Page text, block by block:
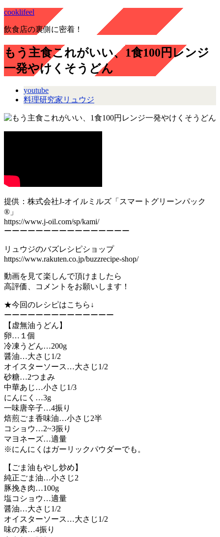
cooklifeel
飲食店の裏側に密着！
もう主食これがいい、1食100円レンジ
一発やけくそうどん
youtube
料理研究家リュウジ
提供：株式会社J-オイルミルズ「スマートグリーンパック
®」
https://www.j-oil.com/sp/kami/
ーーーーーーーーーーーーーーーー
リュウジのバズレシピショップ
https://www.rakuten.co.jp/buzzrecipe-shop/
動画を見て楽しんで頂けましたら
高評価、コメントをお願いします！
★今回のレシピはこちら↓
ーーーーーーーーーーーーーー
【虚無油うどん】
卵…１個
冷凍うどん…200g
醤油…大さじ1/2
オイスターソース…大さじ1/2
砂糖…2つまみ
中華あじ…小さじ1/3
にんにく…3g
一味唐辛子…4振り
焙煎ごま香味油…小さじ2半
コショウ…2~3振り
マヨネーズ…適量
※にんにくはガーリックパウダーでも。
【ごま油もやし炒め】
純正ごま油…小さじ2
豚挽き肉…100g
塩コショウ…適量
醤油…大さじ1/2
オイスターソース…大さじ1/2
味の素…4振り